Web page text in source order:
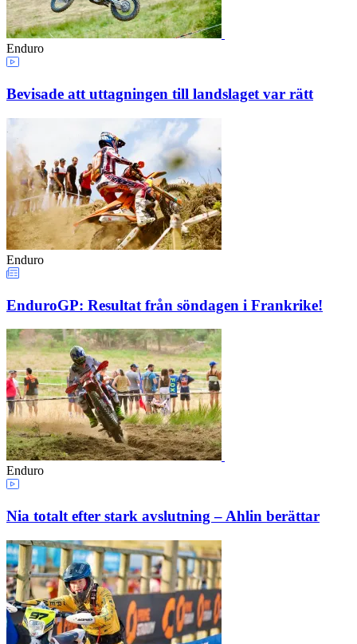
Enduro
Bevisade att uttagningen till landslaget var rätt
Enduro
EnduroGP: Resultat från söndagen i Frankrike!
Enduro
Nia totalt efter stark avslutning – Ahlin berättar